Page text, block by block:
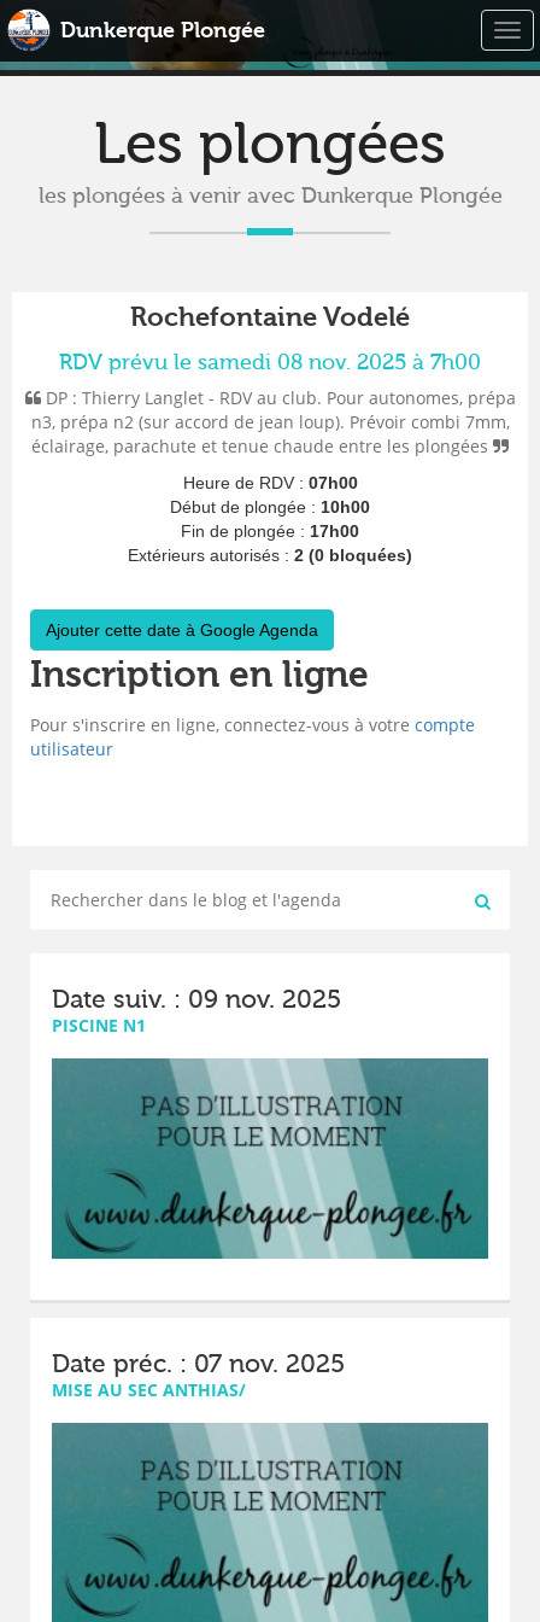
Dunkerque Plongée
Les plongées
les plongées à venir avec Dunkerque Plongée
Rochefontaine Vodelé
RDV prévu le samedi 08 nov. 2025 à 7h00
DP : Thierry Langlet - RDV au club. Pour autonomes, prépa
n3, prépa n2 (sur accord de jean loup). Prévoir combi 7mm,
éclairage, parachute et tenue chaude entre les plongées
Heure de RDV : 07h00
Début de plongée : 10h00
Fin de plongée : 17h00
Extérieurs autorisés : 2 (0 bloquées)
Ajouter cette date à Google Agenda
Inscription en ligne
Pour s'inscrire en ligne, connectez-vous à votre compte
utilisateur
Date suiv. : 09 nov. 2025
PISCINE N1
Date préc. : 07 nov. 2025
MISE AU SEC ANTHIAS/